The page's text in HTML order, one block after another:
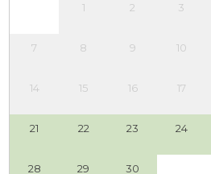
1 2 3
7 8 9 10
14 15 16 17
21 22 23 24
28 29 30